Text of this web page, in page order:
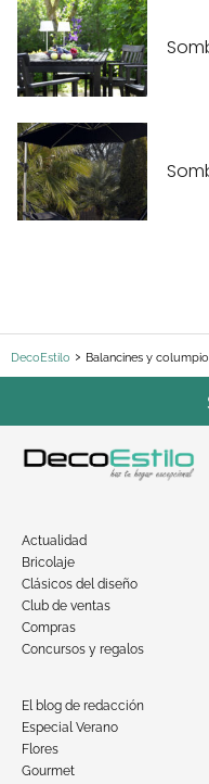
DecoEstilo Balancines y
Actualidad
Bricolaje
Clásicos del diseño
Club de ventas
Compras
Concursos y regalos
El blog de redacción
Especial Verano
Flores
Gourmet